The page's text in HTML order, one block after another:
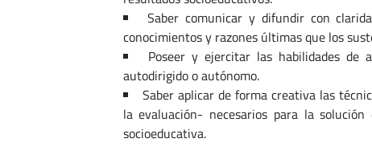
Saber comunicar y difundir con
conocimientos y razones últimas que los
Poseer y ejercitar las habilidades de
autodirigido o autónomo.
Saber aplicar de forma creativa las
la evaluación- necesarios para la
socioeducativa.